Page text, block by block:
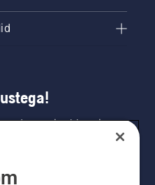
eripakkumiste